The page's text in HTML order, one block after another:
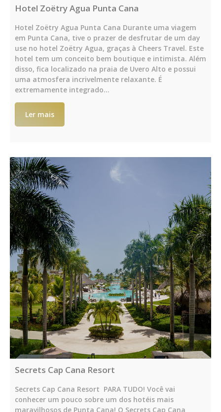
Hotel Zoëtry Agua Punta Cana
Hotel Zoëtry Agua Punta Cana Durante uma viagem
em Punta Cana, tive o prazer de desfrutar de um day
use no hotel Zoëtry Agua, graças à Cheers Travel. Este
hotel tem um conceito bem boutique e intimista. Além
disso, fica localizado na praia de Uvero Alto e possui
uma atmosfera incrivelmente relaxante. É
extremamente integrado…
Ler mais
Secrets Cap Cana Resort
Secrets Cap Cana Resort PARA TUDO! Você vai
conhecer um pouco sobre um dos hotéis mais
maravilhosos de Punta Cana! O Secrets Cap Cana